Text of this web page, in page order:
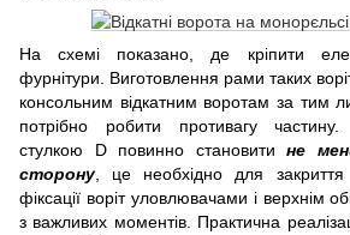
На схемі показано, де кріпити
фурнітури. Виготовлення рами таких
консольним відкатним воротам за тим
потрібно робити противагу
стулкою D повинно становити не
сторону, це необхідно для закриття
фіксації воріт уловлювачами і верхнім
з важливих моментів. Практична